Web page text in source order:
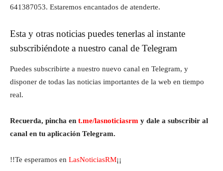
641387053. Estaremos encantados de atenderte.
Esta y otras noticias puedes tenerlas al instante
subscribiéndote a nuestro canal de Telegram
Puedes subscribirte a nuestro nuevo canal en Telegram, y
disponer de todas las noticias importantes de la web en tiempo
real.
Recuerda, pincha en t.me/lasnoticiasrm y dale a subscribir al
canal en tu aplicación Telegram.
!!Te esperamos en LasNoticiasRM¡¡